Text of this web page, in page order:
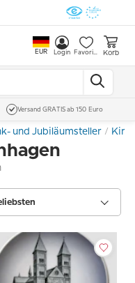
EUR Login Favoriten Korb
Versand GRATIS ab 150 Euro
und Jubiläumsteller